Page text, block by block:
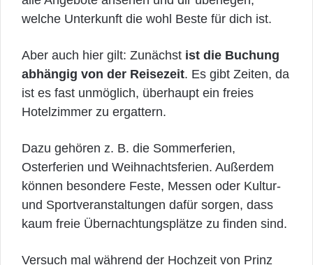
welche Unterkunft die wohl Beste für dich ist.
Aber auch hier gilt: Zunächst ist die Buchung
abhängig von der Reisezeit. Es gibt Zeiten, da
ist es fast unmöglich, überhaupt ein freies
Hotelzimmer zu ergattern.
Dazu gehören z. B. die Sommerferien,
Osterferien und Weihnachtsferien. Außerdem
können besondere Feste, Messen oder Kultur-
und Sportveranstaltungen dafür sorgen, dass
kaum freie Übernachtungsplätze zu finden sind.
Versuch mal während der Hochzeit von Prinz